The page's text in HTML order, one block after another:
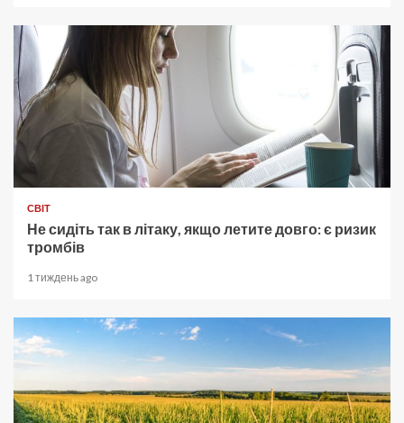
СВІТ
Не сидіть так в літаку, якщо летите довго: є ризик
тромбів
1 тиждень ago